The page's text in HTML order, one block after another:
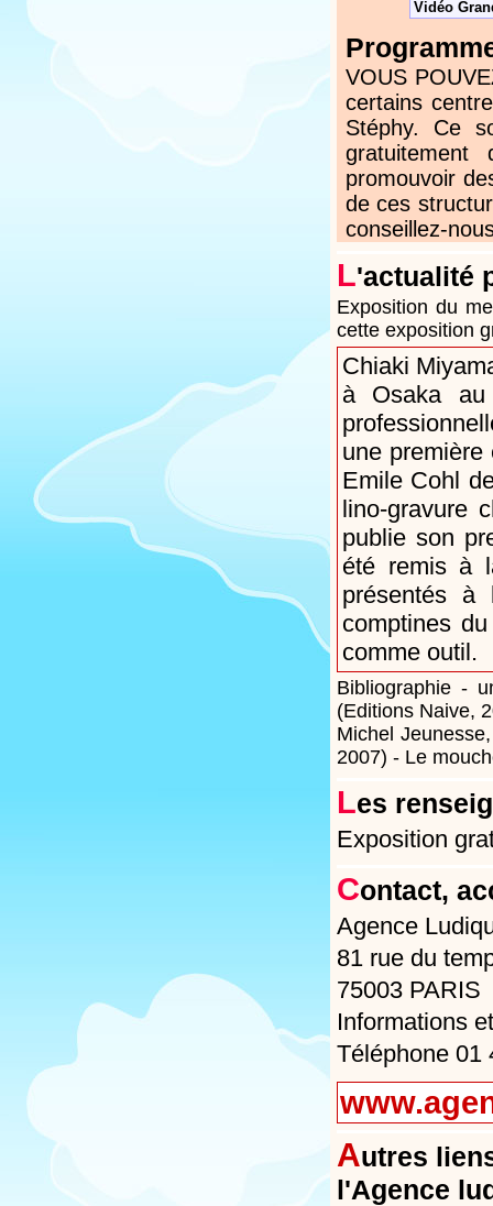
Vidéo
VOUS
certains
Stéphy. Ce
gratuitement
promouvoir
de ces
conseillez-
L'actualité
Exposition du
cette exposition
Chiaki
à Osaka
une
Emile Cohl
lino-gravure
publie son
été remis à
présentés à
comptines
comme outil.
Bibliographie -
(Editions Naive,
Michel
2007) - Le
Les
Exposition
Contact,
Agence
81 rue du
75003 PARIS
Informations
Téléphone 01
Autres
l'Agence